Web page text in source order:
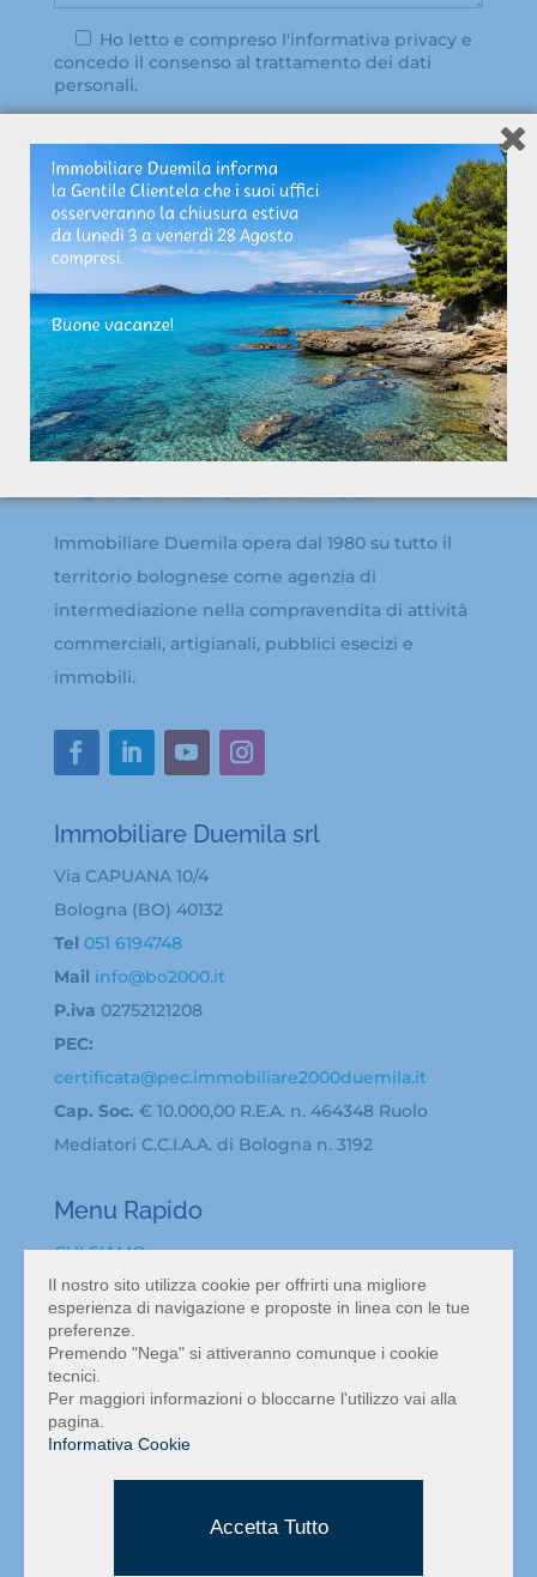
Ho letto e compreso l'informativa privacye
concedo il consenso al trattamento dei dati
personali.
Immobiliare Duemila opera dal 1980 su tutto il
territorio bolognese come agenzia di
intermediazione nella compravendita di attività
commerciali, artigianali, pubblici esecizi e
immobili.
Immobiliare Duemila srl
Via CAPUANA 10/4
Bologna (BO) 40132
Tel 051 6194748
Mail info@bo2000.it
P.iva 02752121208
PEC:
certificata@pec.immobiliare2000duemila.it
Cap. Soc. € 10.000,00 R.E.A. n. 464348 Ruolo
Mediatori C.C.I.A.A. di Bologna n. 3192
Menu Rapido
CHI SIAMO
BACHECA ANNUNCI
ATTIVITA’ IN VENDITA A BOLOGNA
VALUTAZIONE ATTIVITÀ COMMERCIALE BOLOGNA
NEWS
CONTATTI
MAPPA DEL SITO
INFORMATIVA PRIVACY
Il nostro sito utilizza cookie per offrirti una migliore
esperienza di navigazione e proposte in linea con le tue
preferenze.
Premendo "Nega" si attiveranno comunque i cookie
tecnici.
Per maggiori informazioni o bloccarne l'utilizzo vai alla
pagina.
Informativa Cookie
Accetta Tutto